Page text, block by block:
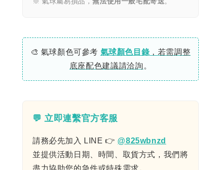
🎨 氣球顏色可參考 氣球顏色目錄 ，若需調整
底座配色建議請洽詢 。
💬 立即連繫官方客服
請務必先加入 LINE 👉 @825wbnzd
並提供活動日期、時間、取貨方式，我們將
盡力協助您的急件或特殊需求。